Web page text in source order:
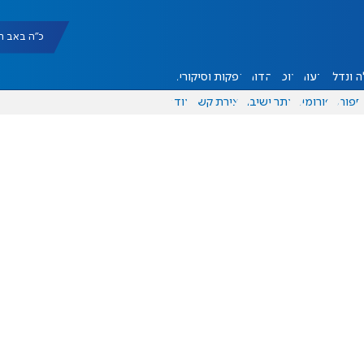
כ"ה באב תשפ"ו
ונדל"ן דעות אוכל יהדות הפקות וסיקורים
ספורט פורומים אתר ישיבה יצירת קשר עוד